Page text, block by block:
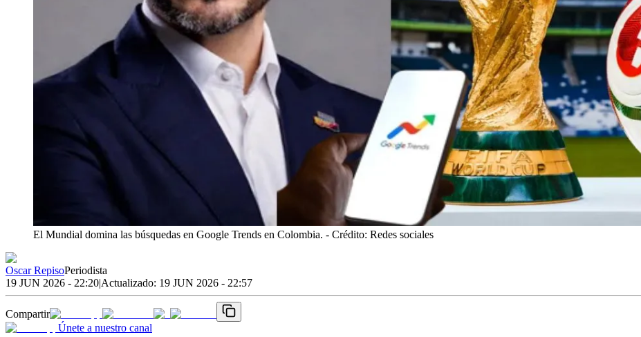
El Mundial domina las búsquedas en Google Trends en Colombia. - Crédito: Redes sociales
Oscar RepisoPeriodista
19 JUN 2026 - 22:20|Actualizado: 19 JUN 2026 - 22:57
Compartir
Únete a nuestro canal